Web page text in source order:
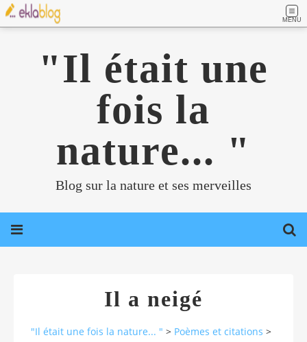
MENU
"Il était une
fois la
nature... "
Blog sur la nature et ses merveilles
Il a neigé
"Il était une fois la nature... " > Poèmes et citations >